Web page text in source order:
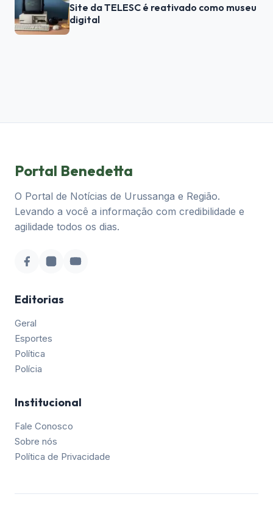
Site da TELESC é reativado como museu
digital
Portal Benedetta
O Portal de Notícias de Urussanga e Região.
Levando a você a informação com credibilidade e
agilidade todos os dias.
Editorias
Geral
Esportes
Política
Polícia
Institucional
Fale Conosco
Sobre nós
Política de Privacidade